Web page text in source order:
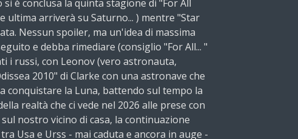
si è conclusa la quinta stagione di "For All
ultima arriverà su Saturno... ) mentre "Star
Nessun spoiler, ma un'idea di massima
e debba rimediare (consiglio "For All... "
i russi, con Leonov (vero astronauta,
2010" di Clarke con una astronave che
conquistare la Luna, battendo sul tempo la
realtà che ci vede nel 2026 alle prese con
nostro vicino di casa, la continuazione
Usa e Urss - mai caduta e ancora in auge -